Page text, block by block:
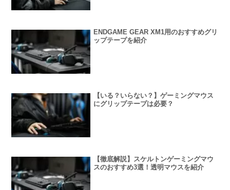
ENDGAME GEAR XM1用のおすすめグリ
ップテープを紹介
【いる？いらない？】ゲーミングマウス
にグリップテープは必要？
【徹底解説】スケルトンゲーミングマウ
スのおすすめ3選！透明マウスを紹介